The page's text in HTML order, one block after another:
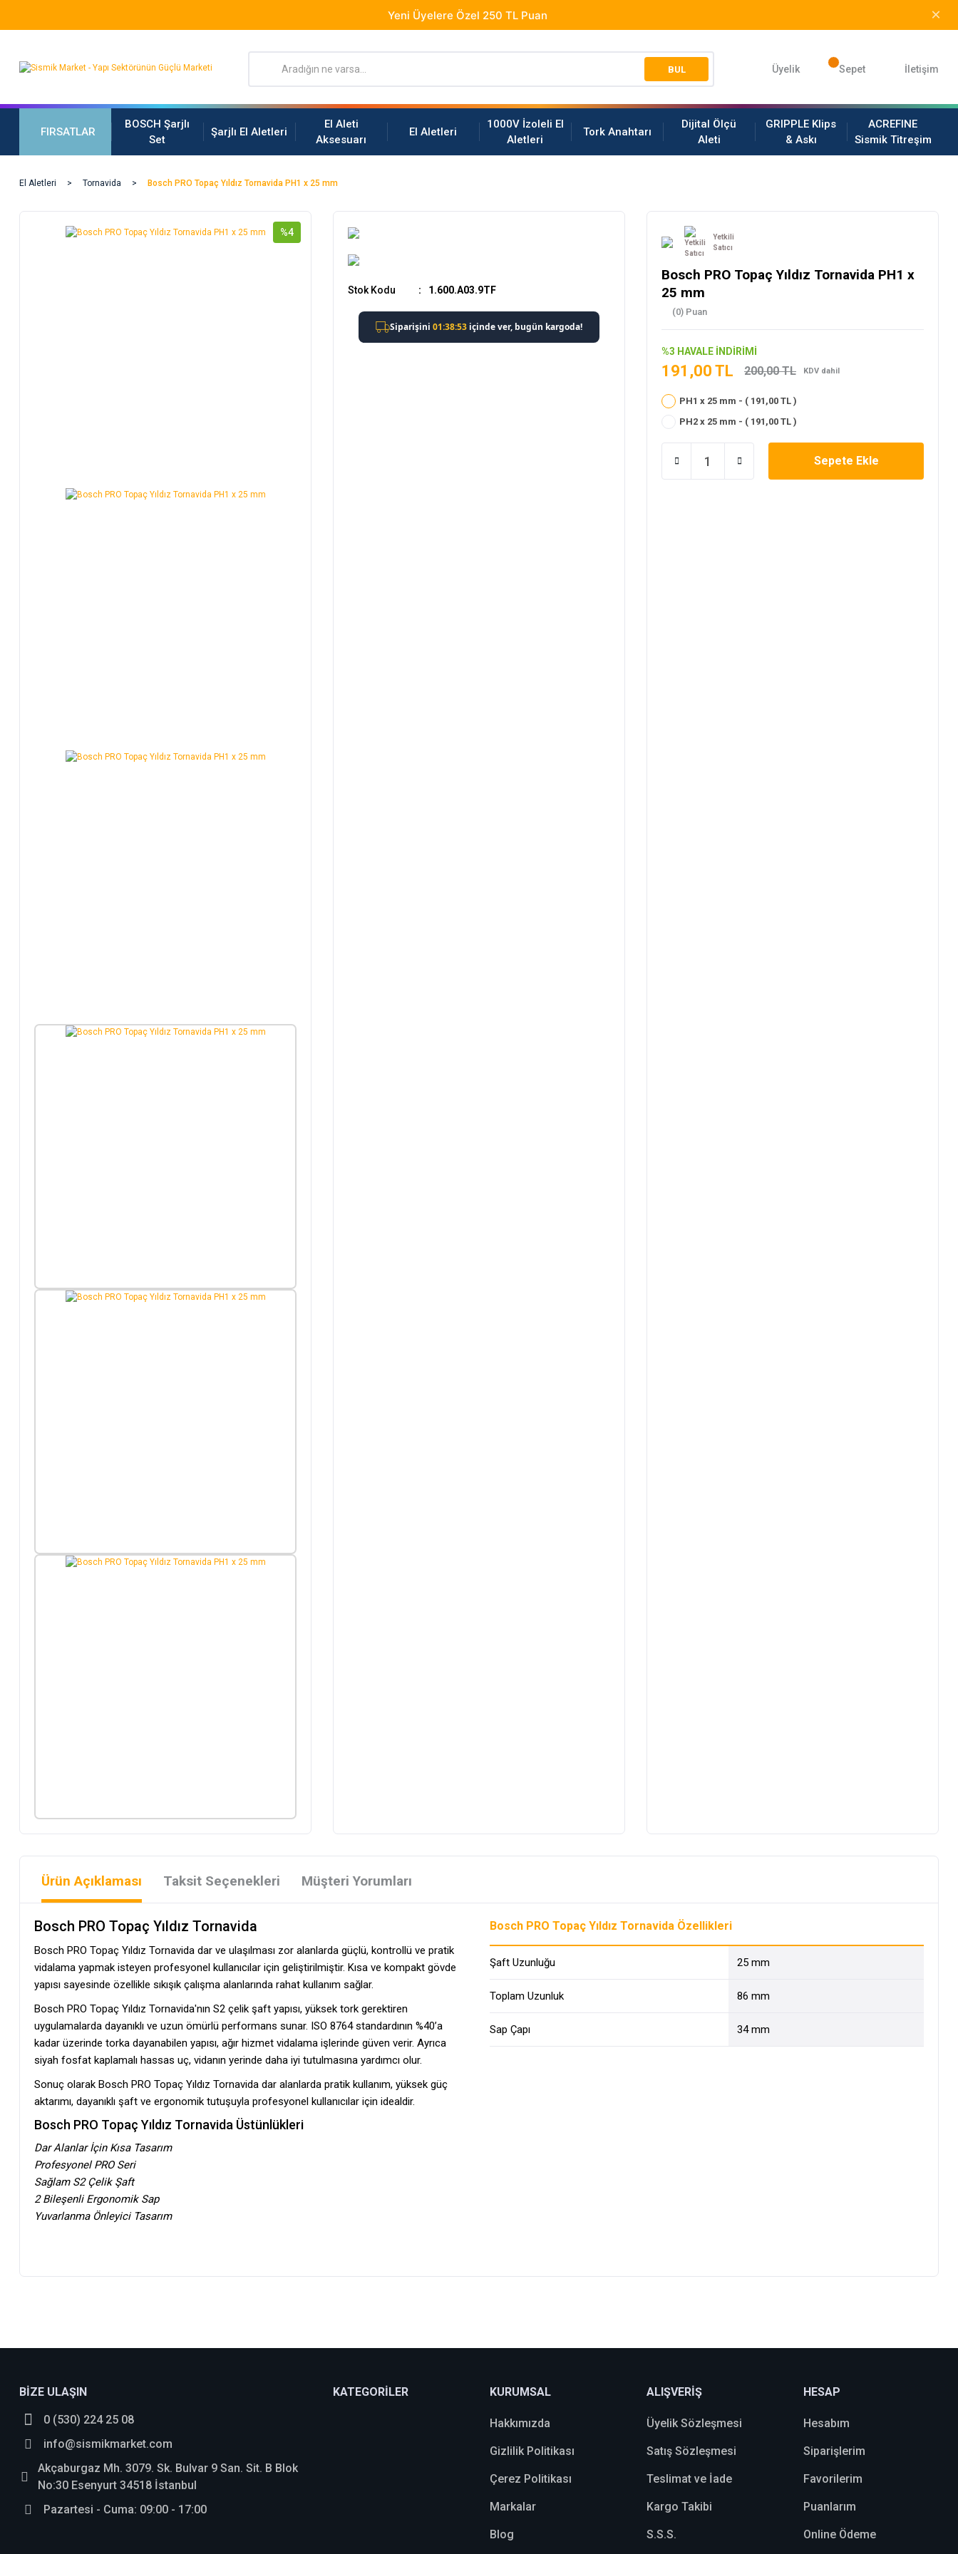
BUL Üyelik Sepet İletişim
FIRSATLAR
BOSCH Şarjlı
Set
Şarjlı El Aletleri
El Aleti
Aksesuarı
El Aletleri
1000V İzoleli El
Aletleri
Tork Anahtarı
Dijital Ölçü
Aleti
GRIPPLE Klips
& Askı
ACREFINE
Sismik Titreşim
El Aletleri Tornavida Bosch PRO Topaç Yıldız Tornavida PH1 x 25 mm
%4
Stok Kodu 1.600.A03.9TF
Yetkili
Satıcı
Bosch PRO Topaç Yıldız Tornavida PH1 x
25 mm
(0) Puan
%3 HAVALE İNDİRİMİ
191,00 TL 200,00 TL KDV dahil
PH1 x 25 mm - ( 191,00 TL )
PH2 x 25 mm - ( 191,00 TL )
Sepete Ekle
Ürün Açıklaması Taksit Seçenekleri Müşteri Yorumları
Bosch PRO Topaç Yıldız Tornavida
Bosch PRO Topaç Yıldız Tornavida dar ve ulaşılması zor alanlarda güçlü, kontrollü ve pratik
vidalama yapmak isteyen profesyonel kullanıcılar için geliştirilmiştir. Kısa ve kompakt gövde
yapısı sayesinde özellikle sıkışık çalışma alanlarında rahat kullanım sağlar.
Bosch PRO Topaç Yıldız Tornavida'nın S2 çelik şaft yapısı, yüksek tork gerektiren
uygulamalarda dayanıklı ve uzun ömürlü performans sunar. ISO 8764 standardının %40’a
kadar üzerinde torka dayanabilen yapısı, ağır hizmet vidalama işlerinde güven verir. Ayrıca
siyah fosfat kaplamalı hassas uç, vidanın yerinde daha iyi tutulmasına yardımcı olur.
Sonuç olarak Bosch PRO Topaç Yıldız Tornavida dar alanlarda pratik kullanım, yüksek güç
aktarımı, dayanıklı şaft ve ergonomik tutuşuyla profesyonel kullanıcılar için idealdir.
Bosch PRO Topaç Yıldız Tornavida Üstünlükleri
Dar Alanlar İçin Kısa Tasarım
Profesyonel PRO Seri
Sağlam S2 Çelik Şaft
2 Bileşenli Ergonomik Sap
Yuvarlanma Önleyici Tasarım
Bosch PRO Topaç Yıldız Tornavida Özellikleri
Şaft Uzunluğu 25 mm
Toplam Uzunluk 86 mm
Sap Çapı 34 mm
BİZE ULAŞIN
0 (530) 224 25 08
info@sismikmarket.com
Akçaburgaz Mh. 3079. Sk. Bulvar 9 San. Sit. B Blok
No:30 Esenyurt 34518 İstanbul
Pazartesi - Cuma: 09:00 - 17:00
KATEGORİLER KURUMSAL
Hakkımızda
Gizlilik Politikası
Çerez Politikası
Markalar
Blog
ALIŞVERİŞ
Üyelik Sözleşmesi
Satış Sözleşmesi
Teslimat ve İade
Kargo Takibi
S.S.S.
HESAP
Hesabım
Siparişlerim
Favorilerim
Puanlarım
Online Ödeme